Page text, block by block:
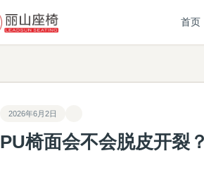
首页
2026年6月2日
PU椅面会不会脱皮开裂？